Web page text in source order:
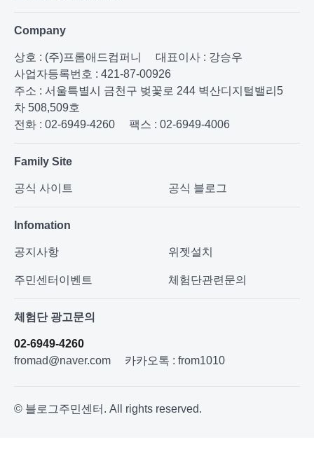
Company
상호 : (주)프롬애드컴퍼니
대표이사 : 강승우
사업자등록번호 : 421-87-00926
주소 : 서울특별시 금천구 벚꽃로 244 벽산디지털밸리5
차 508,509호
전화 : 02-6949-4260
팩스 : 02-6949-4006
Family Site
공식 사이트 공식 블로그
Infomation
공지사항 위젯설치
주민센터이벤트 체험단관련문의
체험단 광고문의
02-6949-4260
fromad@naver.com
카카오톡 : from1010
© 블로그주민센터. All rights reserved.